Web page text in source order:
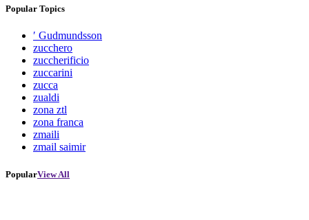
Popular Topics
′ Gudmundsson
zucchero
zuccherificio
zuccarini
zucca
zualdi
zona ztl
zona franca
zmaili
zmail saimir
PopularView All